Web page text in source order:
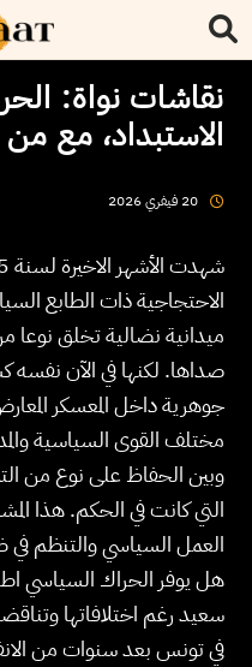
نقاشات نواة:
الاستبداد، مع
20 فيفري2026
الاحتجاجية ذات الطابع
ميدانية نضالية تخلق نوعا
صداها. لكنها في الآن
جوهرية داخل المعسكر
مختلف القوى السياسية
وبين الحفاظ على نوع من
التي كانت في الحكم. هذا
العمل السياسي والتنظم
هل يوفر الحراك السياسي
سعيد رغم اختلافاتها
في تونس بعد سنوات من